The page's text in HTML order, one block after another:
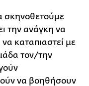
σκηνοθετούμε
την ανάγκη να
καταπιαστεί με
τον/την
να βοηθήσουν